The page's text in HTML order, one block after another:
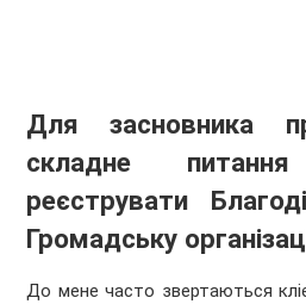
Для засновника
складне
реєструвати
Громадську
До мене часто звертаються